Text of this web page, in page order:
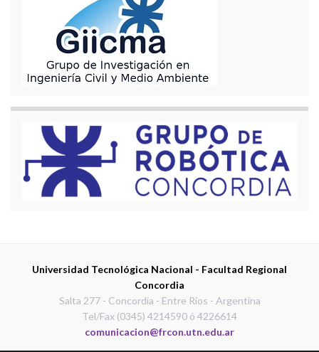
Universidad Tecnológica Nacional - Facultad Regional
Concordia
Salta 277 - Concordia - Entre Ríos - Argentina
Tel/Fax (0345) 4214590 ó 4226614
comunicacion@frcon.utn.edu.ar